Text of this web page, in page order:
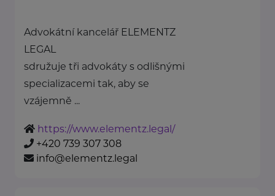
Advokátní kancelář ELEMENTZ
LEGAL
sdružuje tři advokáty s odlišnými
specializacemi tak, aby se
vzájemně ...
https://www.elementz.legal/
+420 739 307 308
info@elementz.legal